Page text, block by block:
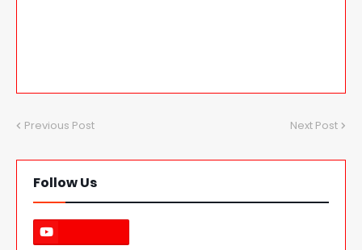
Previous Post Next Post
Follow Us